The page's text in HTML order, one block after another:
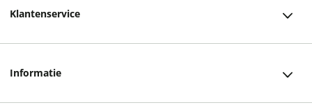
Klantenservice
Informatie